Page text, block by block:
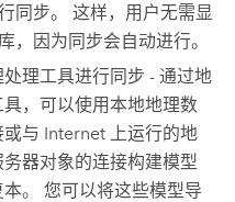
同步。 这样，用户无需显
，因为同步会自动进行。
理工具进行同步 - 通过地
，可以使用本地地理数
或与 Internet 上运行的地
器对象的连接构建模型
。 您可以将这些模型导